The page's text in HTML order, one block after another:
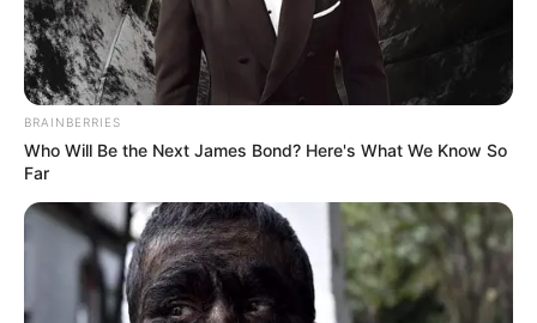
BRAINBERRIES
Who Will Be the Next James Bond? Here's What We Know So
Far